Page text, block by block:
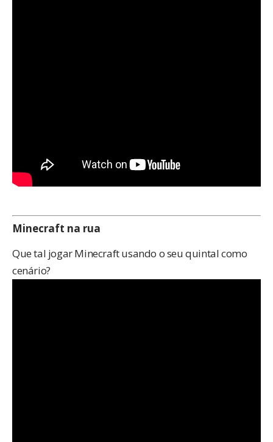
Minecraft na rua
Que tal jogar Minecraft usando o seu quintal como
cenário?